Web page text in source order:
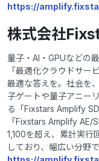
https://
株式会社
量子・AI・GPUなどの
「最適化クラウドサー
最適な答えを。社会を
子ゲートや量子アニー
る「Fixstars Amplify
「Fixstars Amplify AE/
1,100を超え、累計実行
しており、幅広い分野